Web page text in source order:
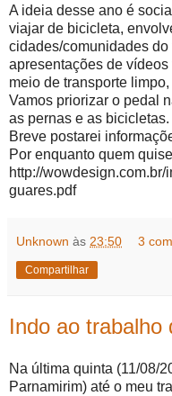
A ideia desse ano é
viajar de bicicleta,
cidades/comunidades
apresentações de
meio de transporte
Vamos priorizar o pedal
as pernas e as bicicletas.
Breve postarei
Por enquanto quem
http://
guares.pdf
Unknown às 23:50 3
Compartilhar
Indo ao trabalho
Na última quinta (11/08/
Parnamirim) até o meu